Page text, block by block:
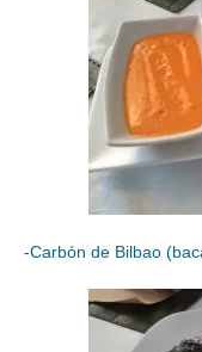
-Carbón de Bilbao